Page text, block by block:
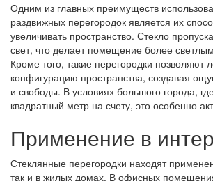
Одним из главных преимуществ
раздвижных перегородок является их
увеличивать пространство. Стекло
свет, что делает помещение более
Кроме того, такие перегородки позволяют
конфигурацию пространства, создавая
и свободы. В условиях большого города,
квадратный метр на счету, это особенно
Применение в
Стеклянные перегородки находят
так и в жилых домах. В офисных